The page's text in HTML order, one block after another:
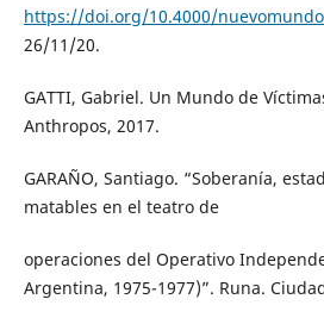
https://doi.org/10.4000/
26/11/20.
GATTI, Gabriel. Un Mundo de
Anthropos, 2017.
GARAÑO, Santiago. “Soberanía,
matables en el teatro de
operaciones del Operativo
Argentina, 1975-1977)”. Runa.